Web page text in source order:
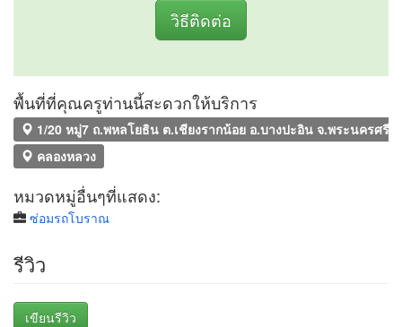
วิธีติดต่อ
พื้นที่ที่คุณครูท่านนี้สะดวกให้บริการ
1/20 หมู่7 ถ.พหลโยธิน ต.เชียงรากน้อย อ.บางปะอิน จ.พระนครศรีอ
คลองหลวง
หมวดหมู่อื่นๆที่แสดง:
ซ่อมรถโบราณ
รีวิว
เขียนรีวิว